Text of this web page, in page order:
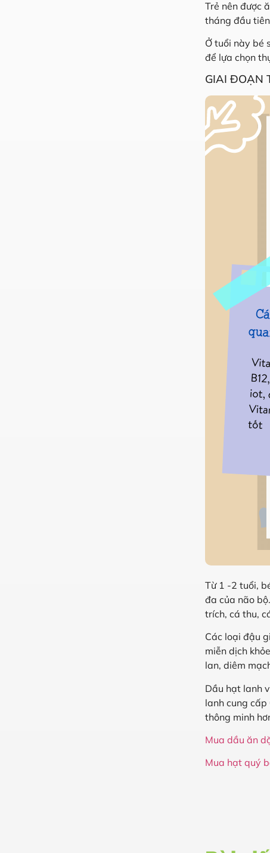
Trẻ nên được
tháng đầu
Ở tuổi này bé
để lựa chọn
GIAI ĐOẠN
Từ 1 -2 tuổi,
đa của não
trích, cá thu,
Các loại đậu
miễn dịch
lan, diêm
Dầu hạt lanh
lanh cung
thông minh
Mua dầu ăn
Mua hạt quý